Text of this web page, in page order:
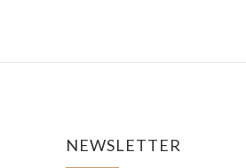
NEWSLETTER